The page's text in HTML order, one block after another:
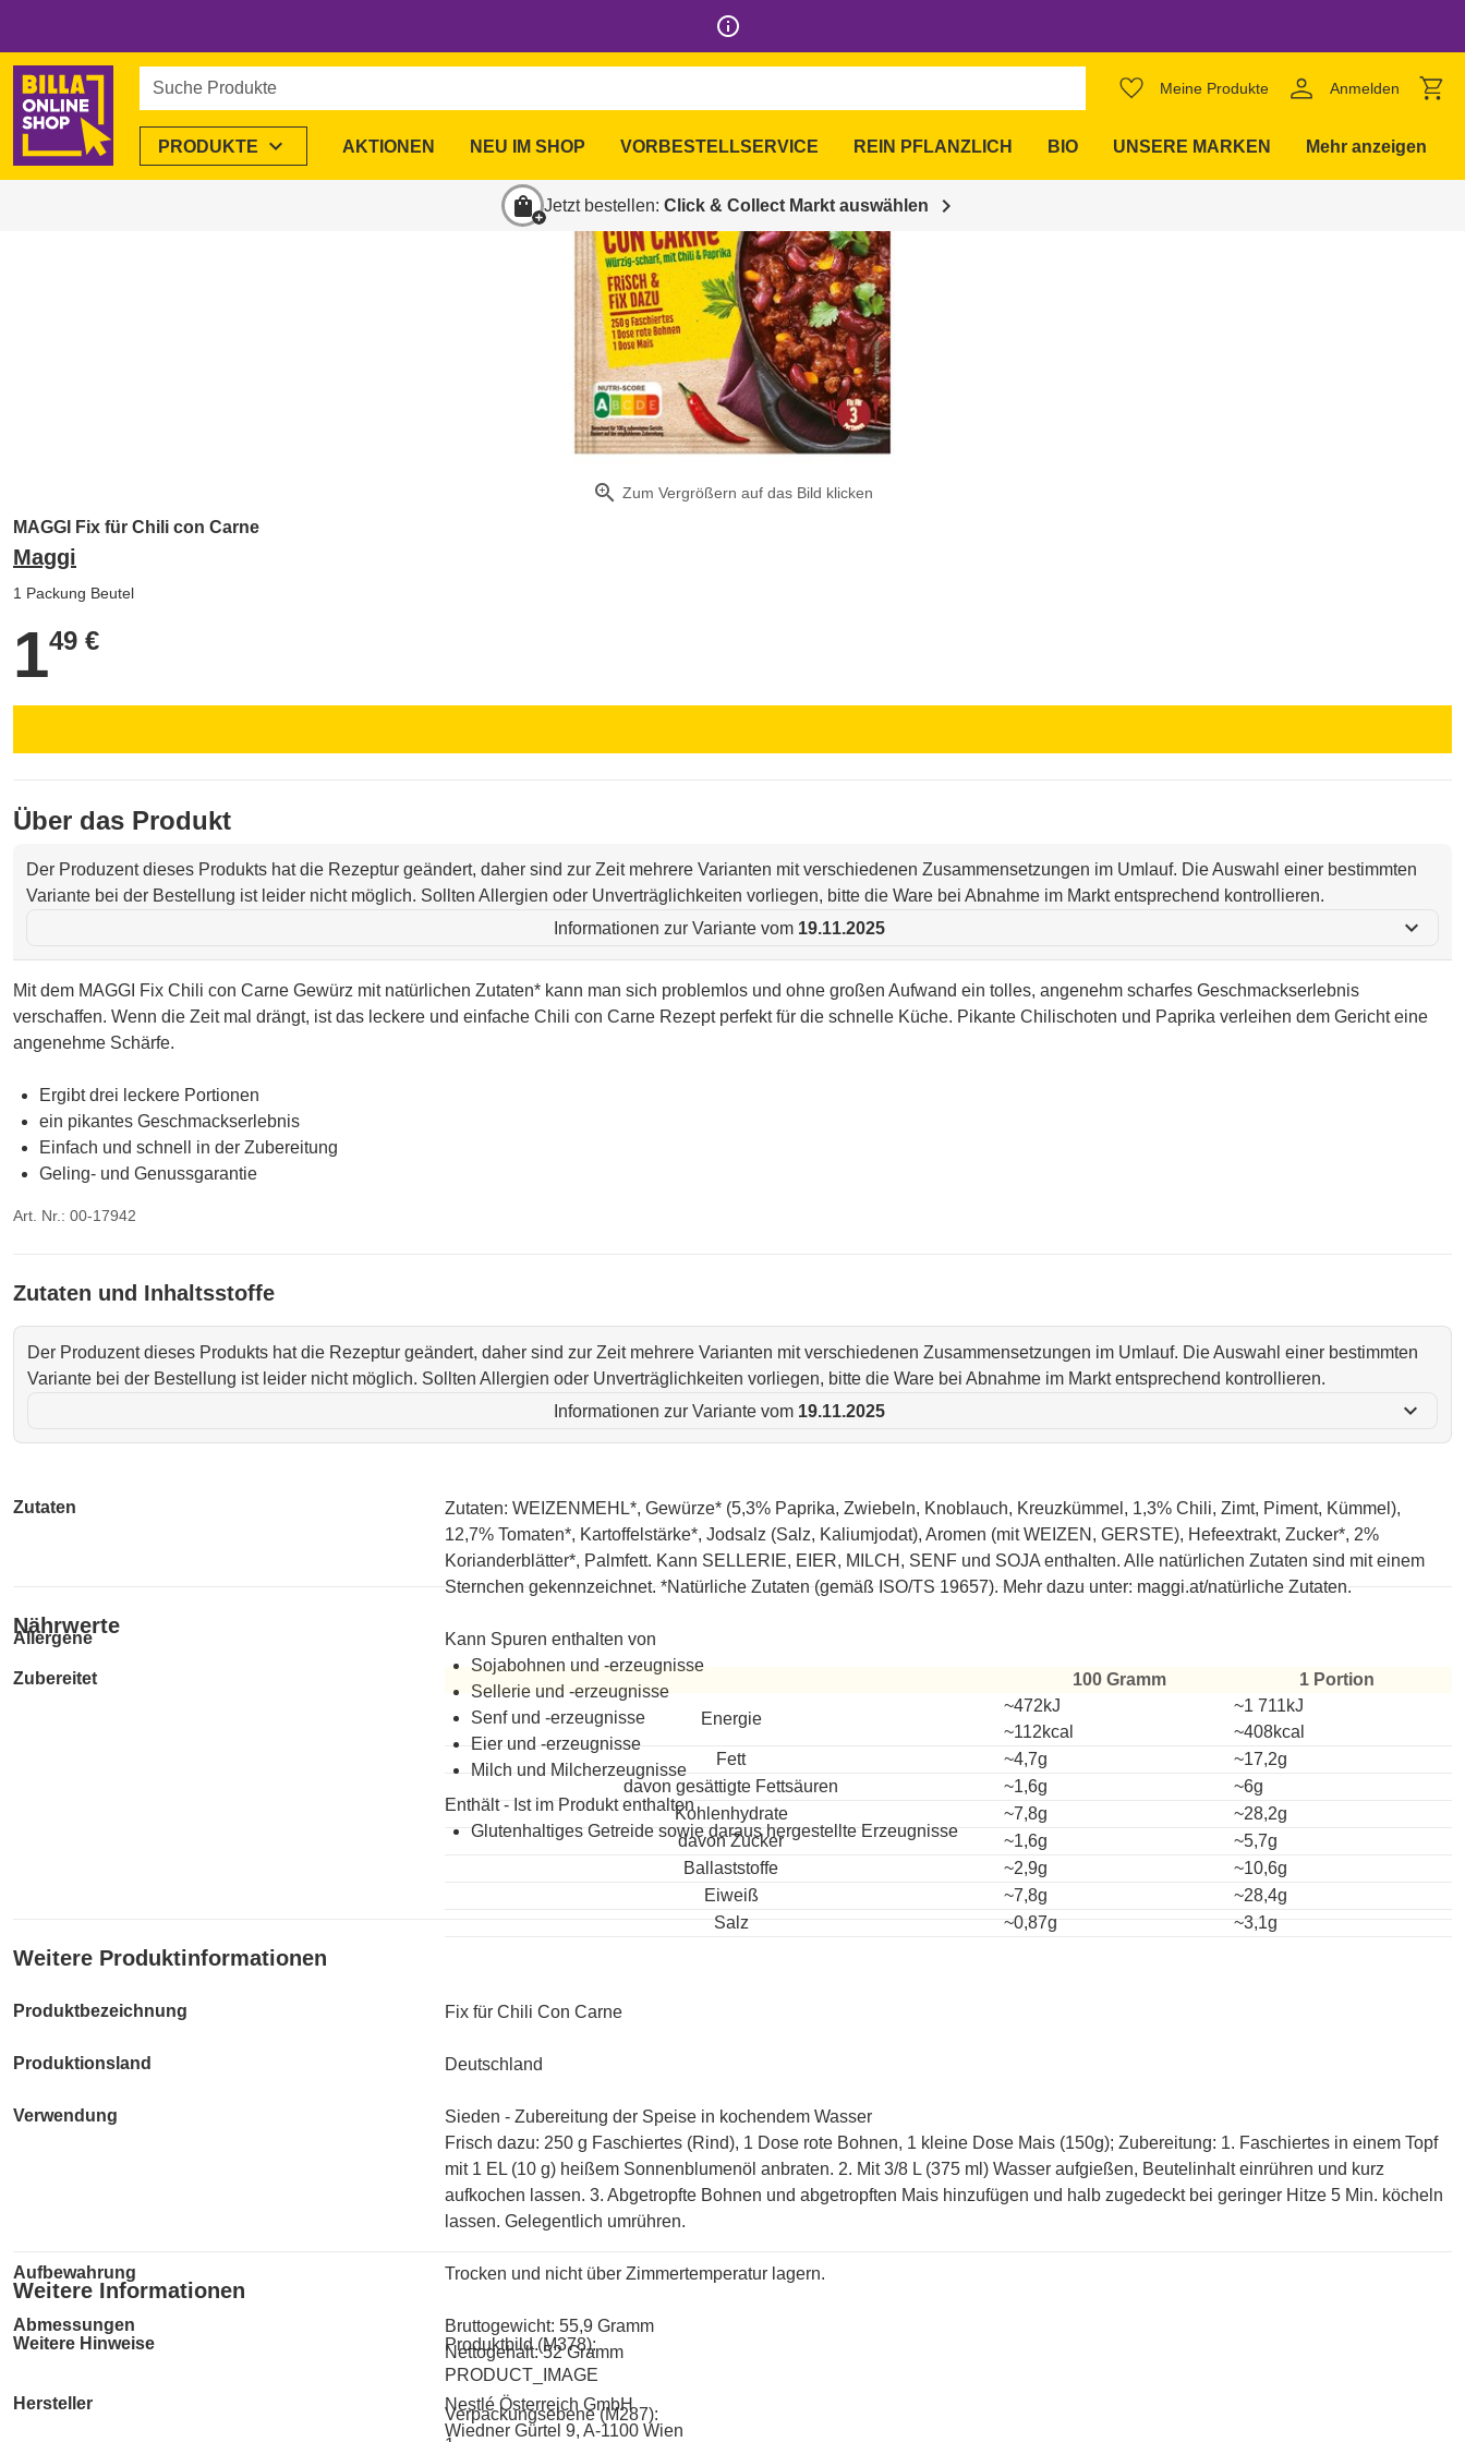
info_outline
Suche Produkte
Meine Produkte Anmelden
PRODUKTE expand_more AKTIONEN NEU IM SHOP VORBESTELLSERVICE REIN PFLANZLICH BIO UNSERE MARKEN Mehr anzeigen
shopping_bag Jetzt bestellen: Click & Collect Markt auswählen chevron_right
favorite_border
zoom_in Zum Vergrößern auf das Bild klicken
MAGGI Fix für Chili con Carne
Maggi
1 Packung Beutel
1,49 €
149 €
Über das Produkt
Der Produzent dieses Produkts hat die Rezeptur geändert, daher sind zur Zeit mehrere Varianten mit verschiedenen Zusammensetzungen im Umlauf. Die Auswahl einer bestimmten
Variante bei der Bestellung ist leider nicht möglich. Sollten Allergien oder Unverträglichkeiten vorliegen, bitte die Ware bei Abnahme im Markt entsprechend kontrollieren.
Informationen zur Variante vom 19.11.2025 expand_more
Mit dem MAGGI Fix Chili con Carne Gewürz mit natürlichen Zutaten* kann man sich problemlos und ohne großen Aufwand ein tolles, angenehm scharfes Geschmackserlebnis
verschaffen. Wenn die Zeit mal drängt, ist das leckere und einfache Chili con Carne Rezept perfekt für die schnelle Küche. Pikante Chilischoten und Paprika verleihen dem Gericht eine
angenehme Schärfe.
Ergibt drei leckere Portionen
ein pikantes Geschmackserlebnis
Einfach und schnell in der Zubereitung
Geling- und Genussgarantie
Art. Nr.: 00-17942
Zutaten und Inhaltsstoffe
Der Produzent dieses Produkts hat die Rezeptur geändert, daher sind zur Zeit mehrere Varianten mit verschiedenen Zusammensetzungen im Umlauf. Die Auswahl einer bestimmten
Variante bei der Bestellung ist leider nicht möglich. Sollten Allergien oder Unverträglichkeiten vorliegen, bitte die Ware bei Abnahme im Markt entsprechend kontrollieren.
Informationen zur Variante vom 19.11.2025 expand_more
Zutaten
Zutaten: WEIZENMEHL*, Gewürze* (5,3% Paprika, Zwiebeln, Knoblauch, Kreuzkümmel, 1,3% Chili, Zimt, Piment, Kümmel),
12,7% Tomaten*, Kartoffelstärke*, Jodsalz (Salz, Kaliumjodat), Aromen (mit WEIZEN, GERSTE), Hefeextrakt, Zucker*, 2%
Korianderblätter*, Palmfett. Kann SELLERIE, EIER, MILCH, SENF und SOJA enthalten. Alle natürlichen Zutaten sind mit einem
Sternchen gekennzeichnet. *Natürliche Zutaten (gemäß ISO/TS 19657). Mehr dazu unter: maggi.at/natürliche Zutaten.
Allergene
Kann Spuren enthalten von
Sojabohnen und -erzeugnisse
Sellerie und -erzeugnisse
Senf und -erzeugnisse
Eier und -erzeugnisse
Milch und Milcherzeugnisse
Enthält - Ist im Produkt enthalten
Glutenhaltiges Getreide sowie daraus hergestellte Erzeugnisse
Nährwerte
Zubereitet
100 Gramm 1 Portion
Energie
~472kJ
~112kcal
~1 711kJ
~408kcal
Fett
~4,7g
~17,2g
davon gesättigte Fettsäuren
~1,6g
~6g
Kohlenhydrate
~7,8g
~28,2g
davon Zucker
~1,6g
~5,7g
Ballaststoffe
~2,9g
~10,6g
Eiweiß
~7,8g
~28,4g
Salz
~0,87g ~3,1g
Weitere Produktinformationen
Produktbezeichnung Fix für Chili Con Carne
Produktionsland Deutschland
Verwendung
Sieden - Zubereitung der Speise in kochendem Wasser
Frisch dazu: 250 g Faschiertes (Rind), 1 Dose rote Bohnen, 1 kleine Dose Mais (150g); Zubereitung: 1. Faschiertes in einem Topf
mit 1 EL (10 g) heißem Sonnenblumenöl anbraten. 2. Mit 3/8 L (375 ml) Wasser aufgießen, Beutelinhalt einrühren und kurz
aufkochen lassen. 3. Abgetropfte Bohnen und abgetropften Mais hinzufügen und halb zugedeckt bei geringer Hitze 5 Min. köcheln
lassen. Gelegentlich umrühren.
Aufbewahrung Trocken und nicht über Zimmertemperatur lagern.
Abmessungen
Bruttogewicht: 55,9 Gramm
Nettogehalt: 52 Gramm
Hersteller
Nestlé Österreich GmbH
Wiedner Gürtel 9, A-1100 Wien
Weitere Informationen
Weitere Hinweise
Produktbild (M378):
PRODUCT_IMAGE
Verpackungsebene (M287):